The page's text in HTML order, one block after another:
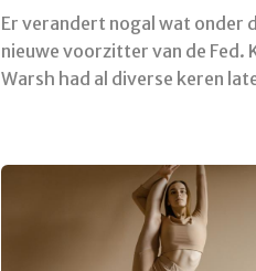
Er verandert nogal wat onder
nieuwe voorzitter van de Fed.
Warsh had al diverse keren